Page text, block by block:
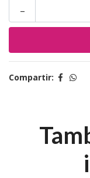
-
Compartir: